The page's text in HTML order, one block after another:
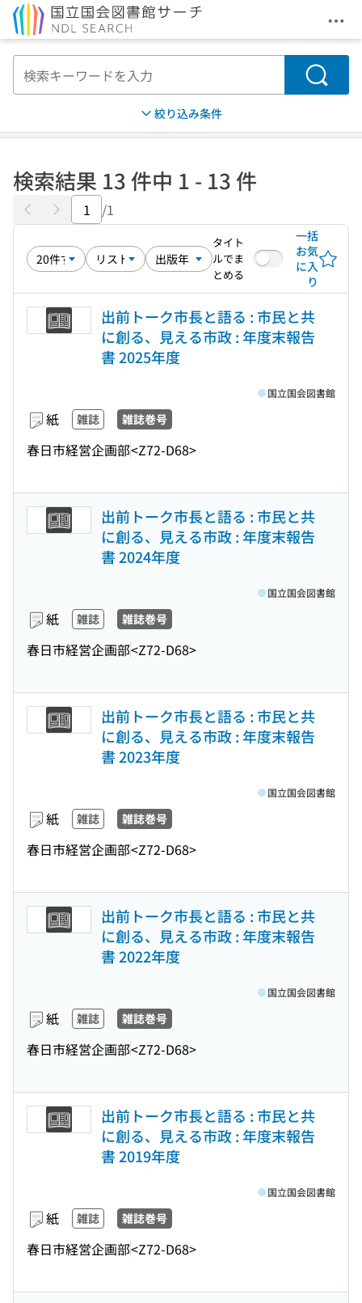
メ
検索
絞り込み条件
検索結果 13 件中 1 - 13 件
/1
タイト
ルでま
とめる
一括
お気
に入
り
出前トーク市長と語る : 市民と共
に創る、見える市政 : 年度末報告
書 2025年度
紙 雑誌 雑誌巻号
春日市経営企画部<Z72-D68>
国立国会図書館
出前トーク市長と語る : 市民と共
に創る、見える市政 : 年度末報告
書 2024年度
紙 雑誌 雑誌巻号
春日市経営企画部<Z72-D68>
国立国会図書館
出前トーク市長と語る : 市民と共
に創る、見える市政 : 年度末報告
書 2023年度
紙 雑誌 雑誌巻号
春日市経営企画部<Z72-D68>
国立国会図書館
出前トーク市長と語る : 市民と共
に創る、見える市政 : 年度末報告
書 2022年度
紙 雑誌 雑誌巻号
春日市経営企画部<Z72-D68>
国立国会図書館
出前トーク市長と語る : 市民と共
に創る、見える市政 : 年度末報告
書 2019年度
紙 雑誌 雑誌巻号
春日市経営企画部<Z72-D68>
国立国会図書館